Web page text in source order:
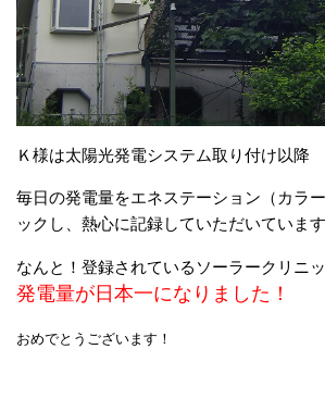
Ｋ様は太陽光発電システム取り付け以降
毎日の発電量をエネステーション（カラ
ックし、熱心に記録していただいてい
なんと！登録されているソーラークリニ
発電量が日本一になりました！
おめでとうございます！